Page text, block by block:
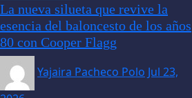
La nueva silueta que revive la
esencia del baloncesto de los años
80 con Cooper Flagg
Yajaira Pacheco Polo Jul 23,